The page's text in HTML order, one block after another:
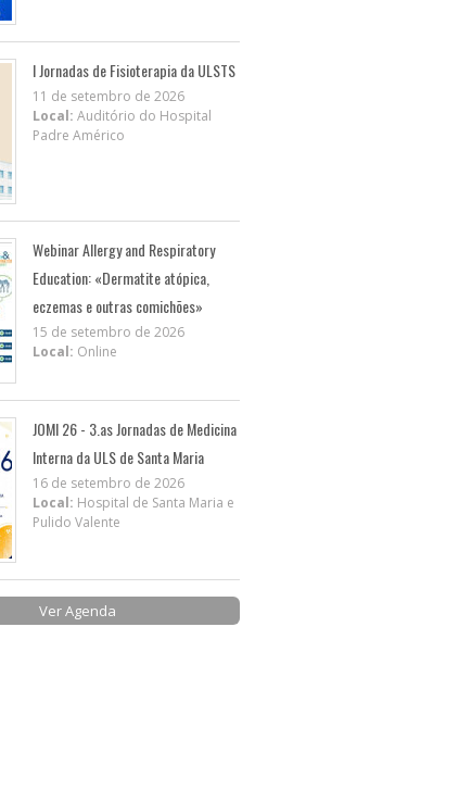
I Jornadas de Fisioterapia da ULSTS
11 de setembro de 2026
Local: Auditório do Hospital
Padre Américo
Webinar Allergy and Respiratory
Education: «Dermatite atópica,
eczemas e outras comichões»
15 de setembro de 2026
Local: Online
JOMI 26 - 3.as Jornadas de Medicina
Interna da ULS de Santa Maria
16 de setembro de 2026
Local: Hospital de Santa Maria e
Pulido Valente
Ver Agenda